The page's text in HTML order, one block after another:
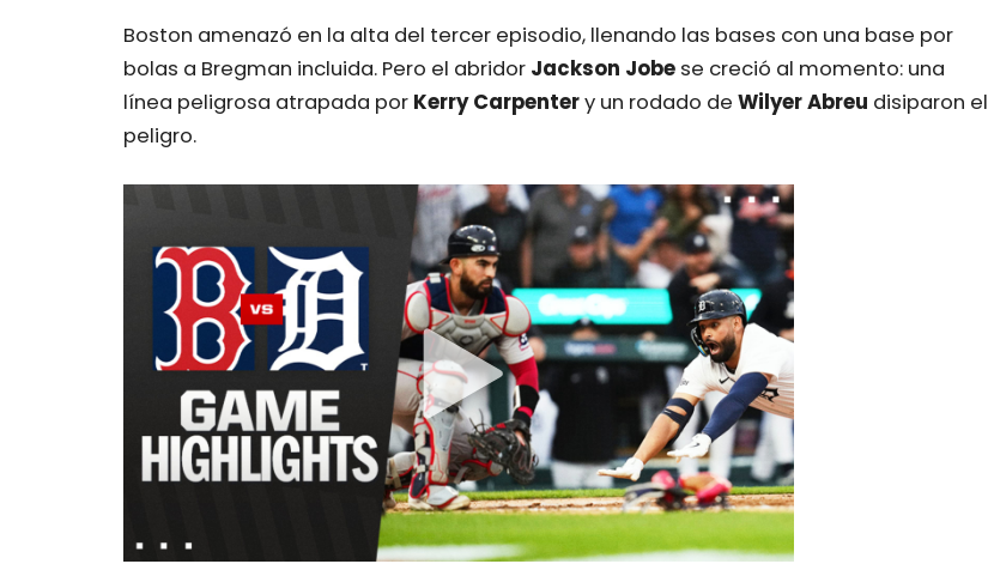
Boston amenazó en la alta del tercer episodio, llenando las bases con una base por
bolas a Bregman incluida. Pero el abridor Jackson Jobe se creció al momento: una
línea peligrosa atrapada por Kerry Carpentery un rodado de Wilyer Abreu disiparon el
peligro.